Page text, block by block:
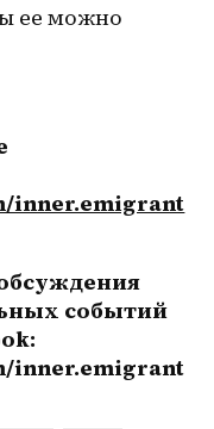
ее можно
inner.emigrant
событий
inner.emigrant